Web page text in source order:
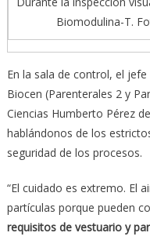
Biomodulina-T.
En la sala de control, el
Biocen (Parenterales 2 y
Ciencias Humberto Pérez
hablándonos de los
seguridad de los procesos.
“El cuidado es extremo. El
partículas porque pueden
requisitos de vestuario y par